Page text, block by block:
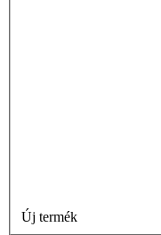
Új termék